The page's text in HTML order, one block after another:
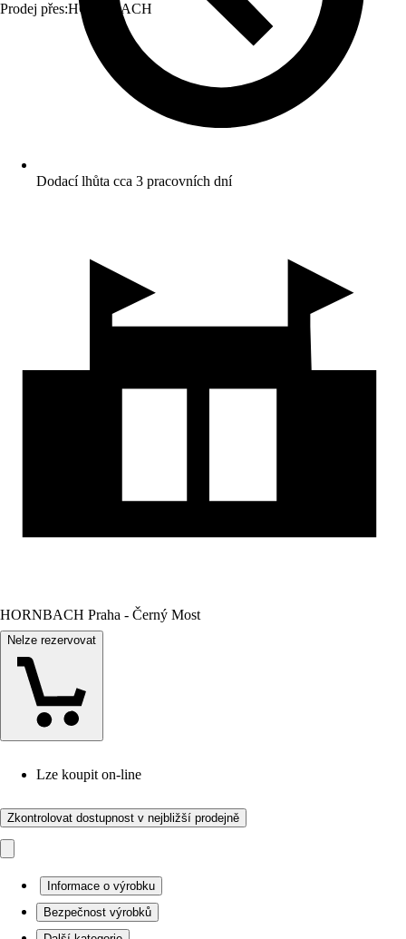
Prodej přes:HORNBACH
Dodací lhůta cca 3 pracovních dní
HORNBACH Praha - Černý Most
Nelze rezervovat
Lze koupit on-line
Zkontrolovat dostupnost v nejbližší prodejně
Informace o výrobku
Bezpečnost výrobků